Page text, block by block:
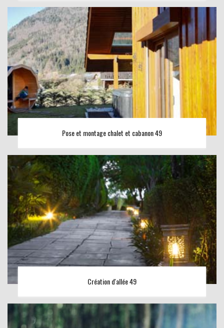
Pose et montage chalet et cabanon 49
Création d'allée 49